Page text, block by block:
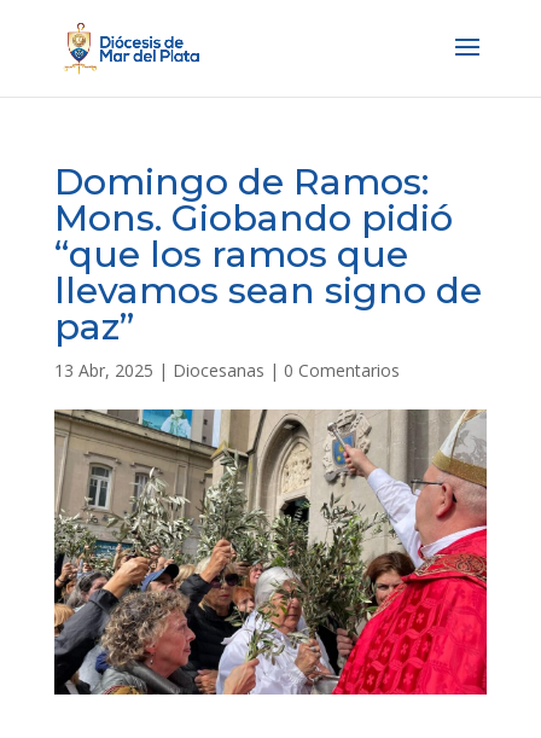
Domingo de Ramos:
Mons. Giobando pidió
“que los ramos que
llevamos sean signo de
paz”
13 Abr, 2025 | Diocesanas | 0 Comentarios